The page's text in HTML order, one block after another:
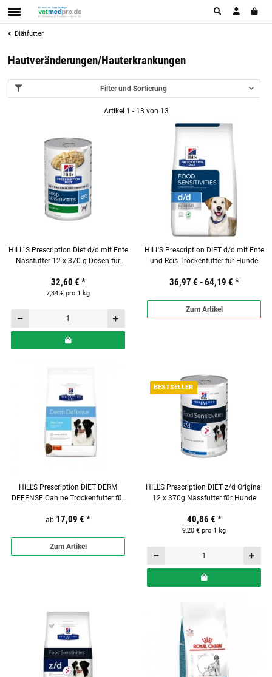
Diätfutter
Hautveränderungen/Hauterkrankungen
Filter und Sortierung
Artikel 1 - 13 von 13
HILL`S Prescription Diet d/d mit Ente
Nassfutter 12 x 370 g Dosen für
32,60 € *
7,34 € pro 1 kg
HILL'S Prescription DIET d/d mit Ente
und Reis Trockenfutter für Hunde
36,97 € -64,19 € *
Zum Artikel
HILL'S Prescription DIET DERM
DEFENSE Canine Trockenfutter für
ab 17,09 € *
Zum Artikel
BESTSELLER
HILL'S Prescription DIET z/d Original
12 x 370g Nassfutter für Hunde
40,86 € *
9,20 € pro 1 kg